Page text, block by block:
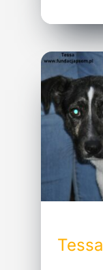
Tessa